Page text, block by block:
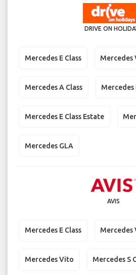
DRIVE ON
Mercedes E Class Mercedes
Mercedes A Class Mercedes
Mercedes E Class Estate
Mercedes GLA
AVIS
Mercedes E Class Mercedes
Mercedes Vito Mercedes S